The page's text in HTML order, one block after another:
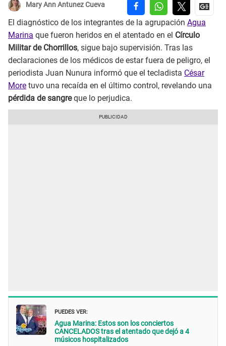
Mary Ann Antunez Cueva
El diagnóstico de los integrantes de la agrupación Agua
Marina que fueron heridos en el atentado en el Círculo
Militar de Chorrillos, sigue bajo supervisión. Tras las
declaraciones de los médicos de estar fuera de peligro, el
periodista Juan Nunura informó que el tecladista César
More tuvo una recaída en el último control, revelando una
pérdida de sangreque lo perjudica.
PUEDES VER:
Agua Marina: Estos son los conciertos
CANCELADOS tras el atentado que dejó a 4
músicos hospitalizados